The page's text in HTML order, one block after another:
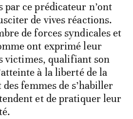
par ce prédicateur n’ont
de vives réactions.
de forces syndicales et
ont exprimé leur
victimes, qualifiant son
à la liberté de la
femmes de s’habiller
et de pratiquer leur